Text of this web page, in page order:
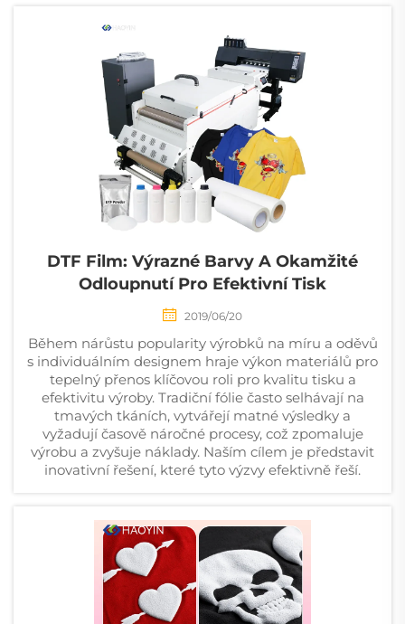
DTF Film: Výrazné Barvy A Okamžité
Odloupnutí Pro Efektivní Tisk
2019/06/20
Během nárůstu popularity výrobků na míru a oděvů
s individuálním designem hraje výkon materiálů pro
tepelný přenos klíčovou roli pro kvalitu tisku a
efektivitu výroby. Tradiční fólie často selhávají na
tmavých tkáních, vytvářejí matné výsledky a
vyžadují časově náročné procesy, což zpomaluje
výrobu a zvyšuje náklady. Naším cílem je představit
inovativní řešení, které tyto výzvy efektivně řeší.